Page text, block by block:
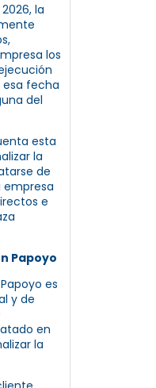
la
los
esa fecha
del
esta
la
de
empresa
e
Papoyo
es
y de
en
la